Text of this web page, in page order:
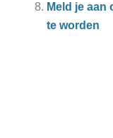
Meld je aan
te worden